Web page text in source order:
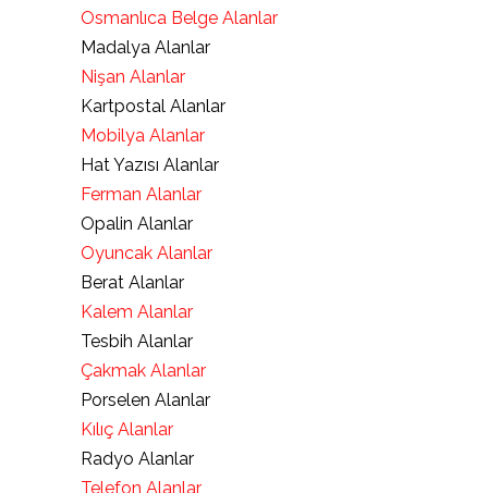
Osmanlıca Belge Alanlar
Madalya Alanlar
Nişan Alanlar
Kartpostal Alanlar
Mobilya Alanlar
Hat Yazısı Alanlar
Ferman Alanlar
Opalin Alanlar
Oyuncak Alanlar
Berat Alanlar
Kalem Alanlar
Tesbih Alanlar
Çakmak Alanlar
Porselen Alanlar
Kılıç Alanlar
Radyo Alanlar
Telefon Alanlar